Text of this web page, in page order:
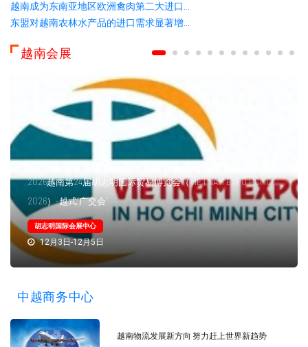
越南成为东南亚地区欧洲禽肉第二大进口...
东盟对越南农林水产品的进口需求显著增...
越南会展
2026越南第24届胡志明国际贸易博览会（VIETNAM EXPO HCMC
2026）-越式“广交会”
胡志明国际会展中心
12月3日-12月5日
中越商务中心
越南物流发展新方向 努力赶上世界新趋势